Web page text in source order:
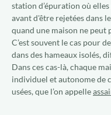
station d’épuration où
avant d'être rejetées dans
quand une maison ne peut
C’est souvent le cas pour
dans des hameaux isolés,
Dans ces cas-là, chaque
individuel et autonome de
usées, que l’on appelle